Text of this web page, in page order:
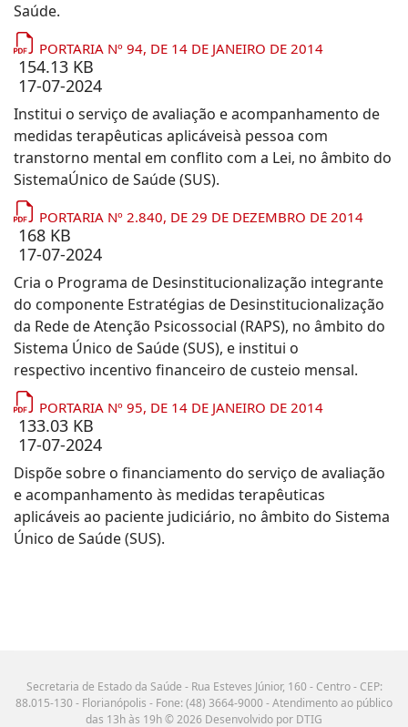
Saúde.
PORTARIA Nº 94, DE 14 DE JANEIRO DE 2014
154.13 KB
17-07-2024
Institui o serviço de avaliação e acompanhamento de
medidas terapêuticas aplicáveisà pessoa com
transtorno mental em conflito com a Lei, no âmbito do
SistemaÚnico de Saúde (SUS).
PORTARIA Nº 2.840, DE 29 DE DEZEMBRO DE 2014
168 KB
17-07-2024
Cria o Programa de Desinstitucionalização integrante
do componente Estratégias de Desinstitucionalização
da Rede de Atenção Psicossocial (RAPS), no âmbito do
Sistema Único de Saúde (SUS), e institui o
respectivo incentivo financeiro de custeio mensal.
PORTARIA Nº 95, DE 14 DE JANEIRO DE 2014
133.03 KB
17-07-2024
Dispõe sobre o financiamento do serviço de avaliação
e acompanhamento às medidas terapêuticas
aplicáveis ao paciente judiciário, no âmbito do Sistema
Único de Saúde (SUS).
Secretaria de Estado da Saúde - Rua Esteves Júnior, 160 - Centro - CEP:
88.015-130 - Florianópolis - Fone: (48) 3664-9000 - Atendimento ao público
das 13h às 19h © 2026 Desenvolvido por DTIG